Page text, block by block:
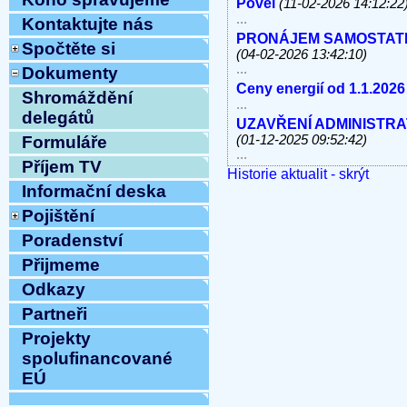
Kontaktujte nás
Spočtěte si
Dokumenty
Shromáždění
delegátů
Formuláře
Příjem TV
Informační deska
Pojištění
Poradenství
Přijmeme
Odkazy
Partneři
Projekty
spolufinancované
EÚ
Povel (11-02-2026 14:12:22)
...
PRONÁJEM
(04-02-2026 13:42:10)
...
Ceny energií od 1.1.2026
...
UZAVŘENÍ
(01-12-2025 09:52:42)
...
V úterý 11.11.2025 od
Historie aktualit - skrýt